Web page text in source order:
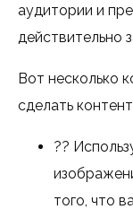
аудитории и
действительно
Вот несколько
сделать
??
того, что